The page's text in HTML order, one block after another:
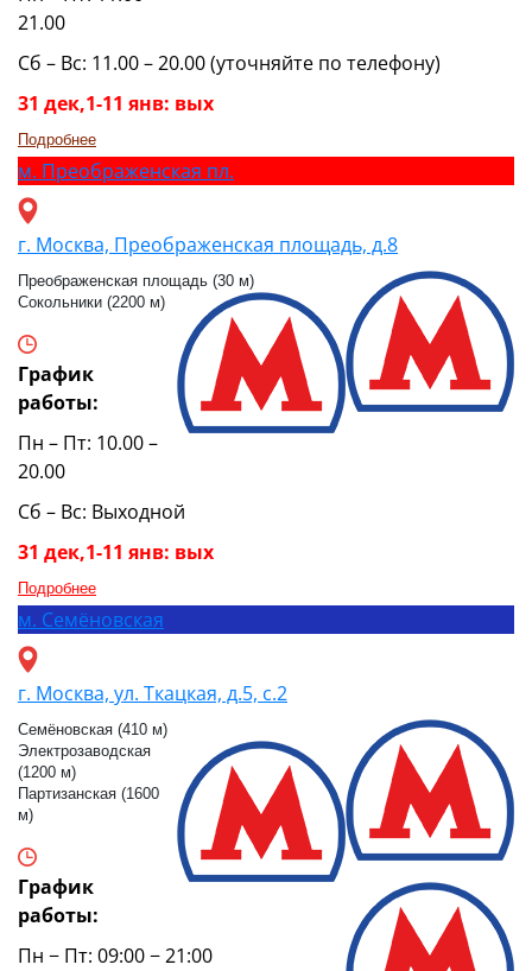
21.00
Сб – Вс: 11.00 – 20.00 (уточняйте по телефону)
31 дек,1-11 янв: вых
Подробнее
м. Преображенская пл.
г. Москва, Преображенская площадь, д.8
Преображенская площадь (30 м)
Сокольники (2200 м)
График
работы:
Пн – Пт: 10.00 –
20.00
Сб – Вс: Выходной
31 дек,1-11 янв: вых
Подробнее
м. Семёновская
г. Москва, ул. Ткацкая, д.5, с.2
Семёновская (410 м)
Электрозаводская
(1200 м)
Партизанская (1600
м)
График
работы:
Пн − Пт: 09:00 − 21:00